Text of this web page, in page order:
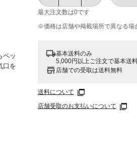
最大注文数は0です
※価格は​店舗や​掲載場所で​異なる​場
基本送料のみ
5,000円以上ご注文で基本送
店舗での受取は送料無料
送料について
店舗受取のお支払いについて
ペッ
口を